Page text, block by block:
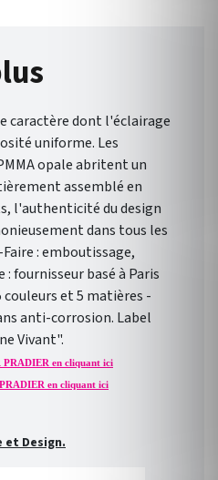
caractère dont l'éclairage
uniforme. Les
opale abritent un
assemblé en
l'authenticité du design
dans tous les
: emboutissage,
fournisseur basé à Paris
et 5 matières -
anti-corrosion. Label
Vivant".
PRADIER en cliquant ici
en cliquant ici
et Design.